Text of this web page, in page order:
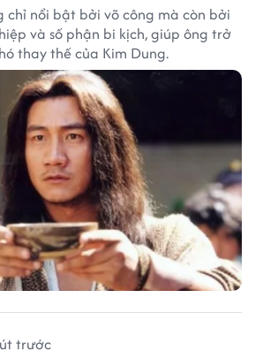
chỉ nổi bật bởi võ công mà còn bởi
và số phận bi kịch, giúp ông trở
thay thế của Kim Dung.
trước